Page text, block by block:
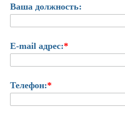
Ваша должность:
E-mail адрес:*
Телефон:*